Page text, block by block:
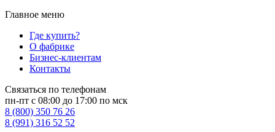
Главное меню
Где купить?
О фабрике
Бизнес-клиентам
Контакты
Связаться по телефонам
пн-пт с 08:00 до 17:00 по мск
8 (800) 350 76 26
8 (991) 316 52 52